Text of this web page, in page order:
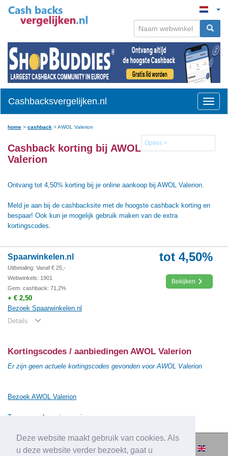
Deze website maakt gebruik van cookies. Als
u deze website verder bezoekt, gaat u
Toggle
Cashbacksvergelijken.nl
home > cashback >AWOL Valerion
Opties >
Cashback korting bij AWOL
Valerion
Ontvang tot 4,50% korting bij je online aankoop bij AWOL Valerion.
Meld je aan bij de cashbacksite met de hoogste cashback korting en
bespaar! Ook kun je mogelijk gebruik maken van de extra
kortingscodes.
Spaarwinkelen.nl
Uitbetaling: Vanaf € 25,-
Webwinkels: 1901
Gem. cashback: 71,2%
+ € 2,50
Bezoek Spaarwinkelen.nl
Details
tot 4,50%
Bekijken
Kortingscodes / aanbiedingen AWOL Valerion
Er zijn geen actuele kortingscodes gevonden voor AWOL Valerion
Bezoek AWOL Valerion
Terug naar de vorige pagina
© 2010-2026 Cashbacksvergelijken.nl -